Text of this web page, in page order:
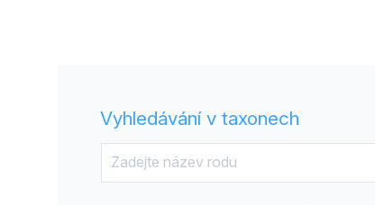
Vyhledávání v taxonech